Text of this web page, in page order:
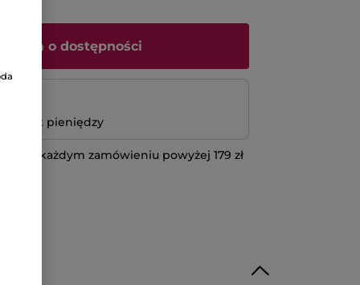
o dostępności
zwrot pieniędzy
przy każdym zamówieniu powyżej 179 zł